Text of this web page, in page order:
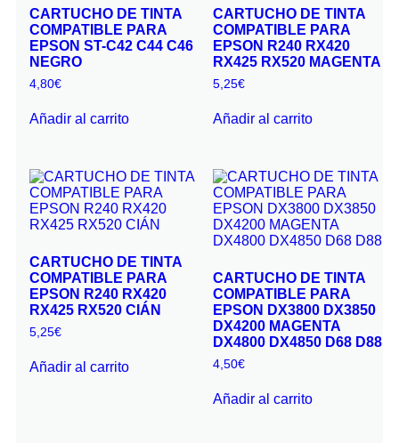
CARTUCHO DE TINTA
COMPATIBLE PARA
EPSON ST-C42 C44 C46
NEGRO
4,80€
Añadir al carrito
CARTUCHO DE TINTA
COMPATIBLE PARA
EPSON R240 RX420
RX425 RX520 MAGENTA
5,25€
Añadir al carrito
CARTUCHO DE TINTA
COMPATIBLE PARA
EPSON R240 RX420
RX425 RX520 CIÁN
5,25€
Añadir al carrito
CARTUCHO DE TINTA
COMPATIBLE PARA
EPSON DX3800 DX3850
DX4200 MAGENTA
DX4800 DX4850 D68 D88
4,50€
Añadir al carrito